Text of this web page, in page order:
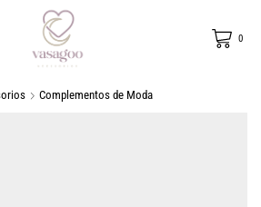
0
Complementos de Moda